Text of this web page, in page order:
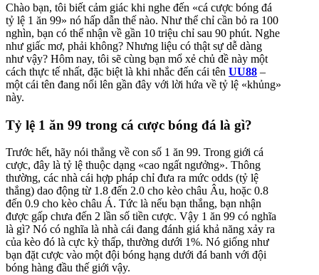
Chào bạn, tôi biết cảm giác khi nghe đến «cá cược bóng đá
tỷ lệ 1 ăn 99» nó hấp dẫn thế nào. Như thể chỉ cần bỏ ra 100
nghìn, bạn có thể nhận về gần 10 triệu chỉ sau 90 phút. Nghe
như giấc mơ, phải không? Nhưng liệu có thật sự dễ dàng
như vậy? Hôm nay, tôi sẽ cùng bạn mổ xẻ chủ đề này một
cách thực tế nhất, đặc biệt là khi nhắc đến cái tên UU88 –
một cái tên đang nổi lên gần đây với lời hứa về tỷ lệ «khủng»
này.
Tỷ lệ 1 ăn 99 trong cá cược bóng đá là gì?
Trước hết, hãy nói thẳng về con số 1 ăn 99. Trong giới cá
cược, đây là tỷ lệ thuộc dạng «cao ngất ngưởng». Thông
thường, các nhà cái hợp pháp chỉ đưa ra mức odds (tỷ lệ
thắng) dao động từ 1.8 đến 2.0 cho kèo châu Âu, hoặc 0.8
đến 0.9 cho kèo châu Á. Tức là nếu bạn thắng, bạn nhận
được gấp chưa đến 2 lần số tiền cược. Vậy 1 ăn 99 có nghĩa
là gì? Nó có nghĩa là nhà cái đang đánh giá khả năng xảy ra
của kèo đó là cực kỳ thấp, thường dưới 1%. Nó giống như
bạn đặt cược vào một đội bóng hạng dưới đá banh với đội
bóng hàng đầu thế giới vậy.